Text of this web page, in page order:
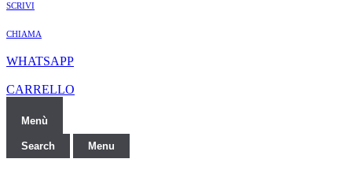
SCRIVI
CHIAMA
WHATSAPP
CARRELLO
Menù
Search Menu